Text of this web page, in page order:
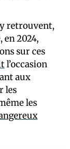
retrouvent,
en 2024,
sur ces
l’occasion
aux
les
les